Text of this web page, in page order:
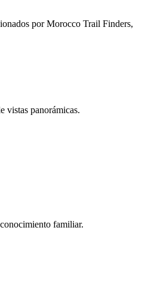
por Morocco Trail Finders,
vistas panorámicas.
familiar.